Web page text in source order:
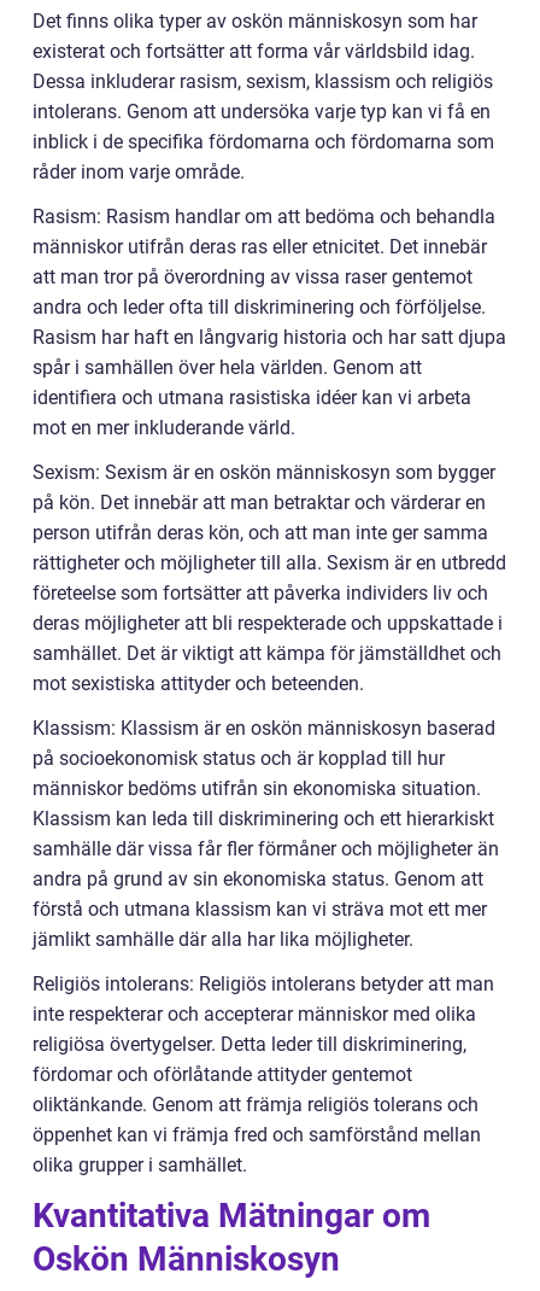
Det finns olika typer av oskön människosyn som har
existerat och fortsätter att forma vår världsbild idag.
Dessa inkluderar rasism, sexism, klassism och religiös
intolerans. Genom att undersöka varje typ kan vi få en
inblick i de specifika fördomarna och fördomarna som
råder inom varje område.
Rasism: Rasism handlar om att bedöma och behandla
människor utifrån deras ras eller etnicitet. Det innebär
att man tror på överordning av vissa raser gentemot
andra och leder ofta till diskriminering och förföljelse.
Rasism har haft en långvarig historia och har satt djupa
spår i samhällen över hela världen. Genom att
identifiera och utmana rasistiska idéer kan vi arbeta
mot en mer inkluderande värld.
Sexism: Sexism är en oskön människosyn som bygger
på kön. Det innebär att man betraktar och värderar en
person utifrån deras kön, och att man inte ger samma
rättigheter och möjligheter till alla. Sexism är en utbredd
företeelse som fortsätter att påverka individers liv och
deras möjligheter att bli respekterade och uppskattade i
samhället. Det är viktigt att kämpa för jämställdhet och
mot sexistiska attityder och beteenden.
Klassism: Klassism är en oskön människosyn baserad
på socioekonomisk status och är kopplad till hur
människor bedöms utifrån sin ekonomiska situation.
Klassism kan leda till diskriminering och ett hierarkiskt
samhälle där vissa får fler förmåner och möjligheter än
andra på grund av sin ekonomiska status. Genom att
förstå och utmana klassism kan vi sträva mot ett mer
jämlikt samhälle där alla har lika möjligheter.
Religiös intolerans: Religiös intolerans betyder att man
inte respekterar och accepterar människor med olika
religiösa övertygelser. Detta leder till diskriminering,
fördomar och oförlåtande attityder gentemot
oliktänkande. Genom att främja religiös tolerans och
öppenhet kan vi främja fred och samförstånd mellan
olika grupper i samhället.
Kvantitativa Mätningar om
Oskön Människosyn